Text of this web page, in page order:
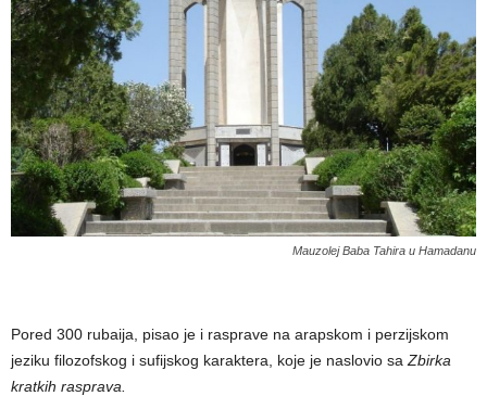
Mauzolej Baba Tahira u Hamadanu
Pored 300 rubaija, pisao je i rasprave na arapskom i perzijskom
jeziku filozofskog i sufijskog karaktera, koje je naslovio sa Zbirka
kratkih rasprava.